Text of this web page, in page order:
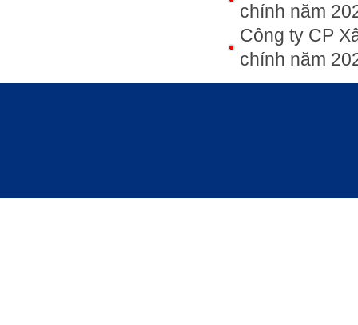
chính năm
Công ty CP
chính năm